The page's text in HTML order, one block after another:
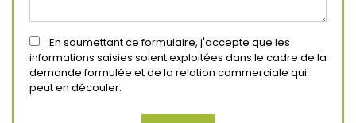
En soumettant ce formulaire, j'accepte que les
informations saisies soient exploitées dans le cadre de la
demande formulée et de la relation commerciale qui
peut en découler.